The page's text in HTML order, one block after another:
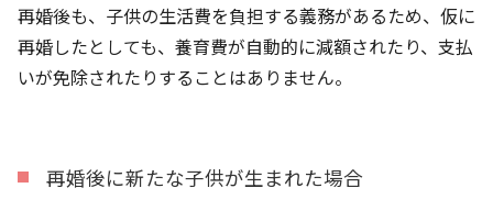
再婚後も、子供の生活費を負担する義務があるため、仮に
再婚したとしても、養育費が自動的に減額されたり、支払
いが免除されたりすることはありません。
再婚後に新たな子供が生まれた場合